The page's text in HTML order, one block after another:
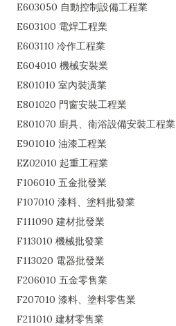
E603050 自動控制設備工程業
E603100 電焊工程業
E603110 冷作工程業
E604010 機械安裝業
E801010 室內裝潢業
E801020 門窗安裝工程業
E801070 廚具、衛浴設備安裝工程業
E901010 油漆工程業
EZ02010 起重工程業
F106010 五金批發業
F107010 漆料、塗料批發業
F111090 建材批發業
F113010 機械批發業
F113020 電器批發業
F206010 五金零售業
F207010 漆料、塗料零售業
F211010 建材零售業